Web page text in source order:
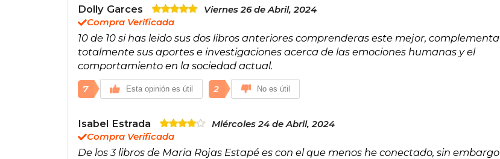
Dolly Garces
Viernes 26 de Abril, 2024
Compra Verificada
10 de 10 si has leido sus dos libros anteriores comprenderas este mejor, complementa
totalmente sus aportes e investigaciones acerca de las emociones humanas y el
comportamiento en la sociedad actual.
7 Esta opinión es útil 2 No es útil
Isabel Estrada
Miércoles 24 de Abril, 2024
Compra Verificada
De los 3 libros de Maria Rojas Estapé es con el que menos he conectado, sin embargo